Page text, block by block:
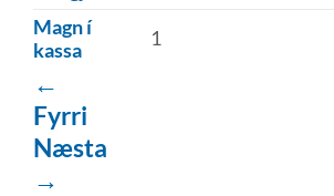
Magn í
kassa
1
←
Fyrri
Næsta
→